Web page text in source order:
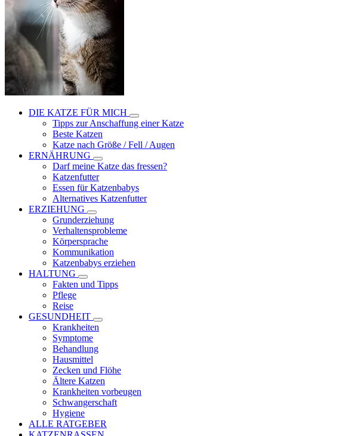
DIE KATZE FÜR MICH
Tipps zur Anschaffung einer Katze
Beste Katzen
Katze nach Größe / Fell / Augen
ERNÄHRUNG
Darf meine Katze das fressen?
Katzenfutter
Essen für Katzenbabys
Alternatives Katzenfutter
ERZIEHUNG
Grunderziehung
Verhaltensprobleme
Körpersprache
Kommunikation
Katzenbabys erziehen
HALTUNG
Fakten und Tipps
Pflege
Reise
GESUNDHEIT
Krankheiten
Symptome
Behandlung
Hausmittel
Zecken und Flöhe
Ältere Katzen
Krankheiten vorbeugen
Schwangerschaft
Hygiene
ALLE RATGEBER